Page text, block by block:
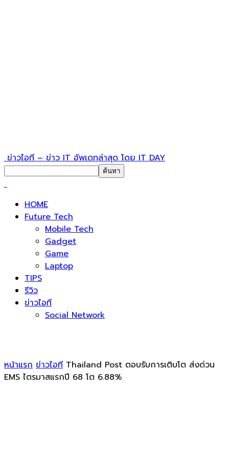
ข่าวไอที – ข่าว IT อัพเดทล่าสุด โดย IT DAY
HOME
Future Tech
Mobile Tech
Gadget
Game
Laptop
TIPS
รีวิว
ข่าวไอที
Social Network
หน้าแรก ข่าวไอที Thailand Post ตอบรับการเติบโต ส่งด่วน
EMS ไตรมาสแรกปี 68 โต 6.88%